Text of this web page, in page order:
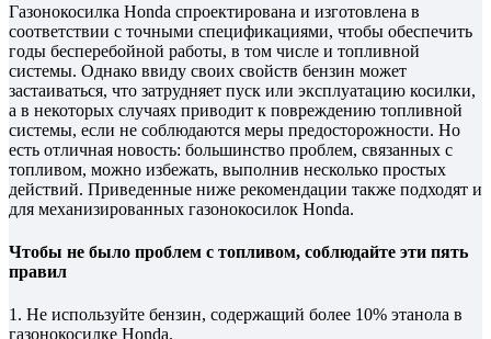
Газонокосилка Honda спроектирована и изготовлена в
соответствии с точными спецификациями, чтобы обеспечить
годы бесперебойной работы, в том числе и топливной
системы. Однако ввиду своих свойств бензин может
застаиваться, что затрудняет пуск или эксплуатацию косилки,
а в некоторых случаях приводит к повреждению топливной
системы, если не соблюдаются меры предосторожности. Но
есть отличная новость: большинство проблем, связанных с
топливом, можно избежать, выполнив несколько простых
действий. Приведенные ниже рекомендации также подходят и
для механизированных газонокосилок Honda.
Чтобы не было проблем с топливом, соблюдайте эти пять
правил
1. Не используйте бензин, содержащий более 10% этанола в
газонокосилке Honda.